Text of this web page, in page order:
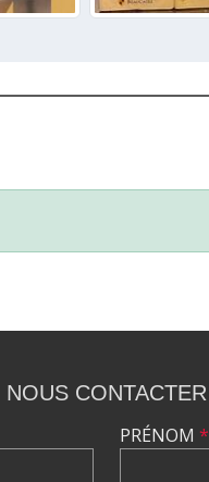
NOUS CONTACTER
PRÉNOM *